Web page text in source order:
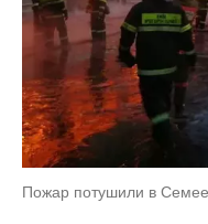
Пожар потушили в